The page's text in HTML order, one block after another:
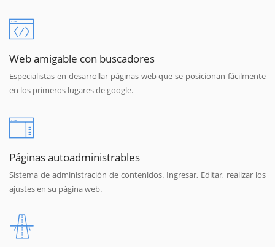
Web amigable con buscadores
Especialistas en desarrollar páginas web que se posicionan fácilmente
en los primeros lugares de google.
Páginas autoadministrables
Sistema de administración de contenidos. Ingresar, Editar, realizar los
ajustes en su página web.